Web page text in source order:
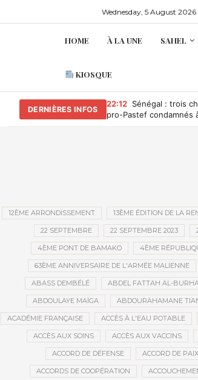
Wednesday, 5 August 2026
HOME À LA UNE SAHEL
KIOSQUE
DERNIÈRES INFOS
22:12 Sénégal : trois
pro-Pastef condamnés
12ÈME ARRONDISSEMENT 13ÈME ÉDITION DE LA
22 SEPTEMBRE 22 SEPTEMBRE 2023
4ÈME PONT DE BAMAKO 4ÈME
63ÈME ANNIVERSAIRE DE L'ARMÉE MALIENNE
ABASS DEMBÉLÉ ABDEL FATTAH AL-
ABDOULAYE MAÏGA ABDOURAHAMANE
ACADÉMIE FRANÇAISE ACCÈS À L'EAU POTABLE
ACCÈS AUX SOINS ACCÈS AUX VACCINS
ACCORD DE DÉFENSE ACCORD DE PAIX
ACCORDS DE COOPÉRATION